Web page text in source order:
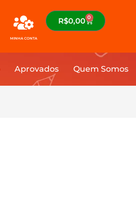
MINHA CONTA
R$0,00 0
Aprovados Quem Somos